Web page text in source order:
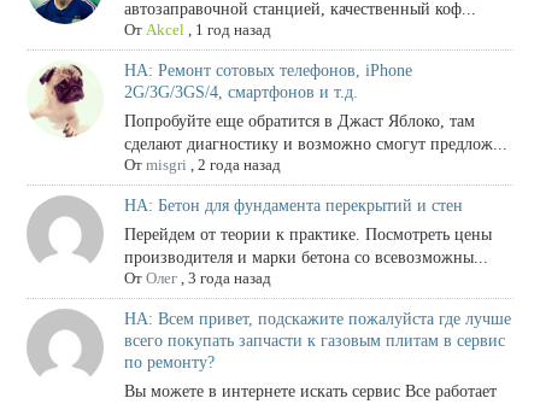
автозаправочной станцией, качественный коф...
От Akcel, 1 год назад
НА: Ремонт сотовых телефонов, iPhone
2G/3G/3GS/4, смартфонов и т.д.
Попробуйте еще обратится в Джаст Яблоко, там
сделают диагностику и возможно смогут предлож...
От misgri , 2 года назад
НА: Бетон для фундамента перекрытий и стен
Перейдем от теории к практике. Посмотреть цены
производителя и марки бетона со всевозможны...
От Олег, 3 года назад
НА: Всем привет, подскажите пожалуйста где лучше
всего покупать запчасти к газовым плитам в сервис
по ремонту?
Вы можете в интернете искать сервис Все работает